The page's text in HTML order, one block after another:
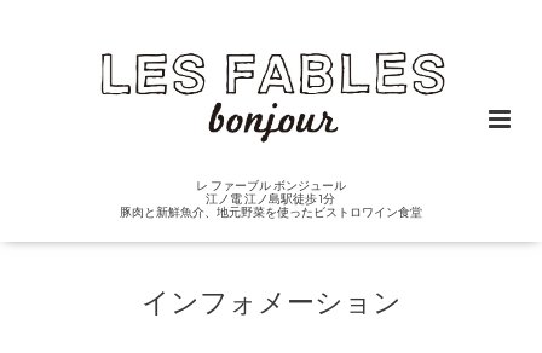
レ ファーブル ボンジュール
江ノ電 江ノ島駅徒歩1分
豚肉と新鮮魚介、地元野菜を使ったビストロワイン食堂
インフォメーション